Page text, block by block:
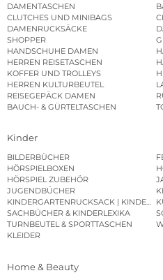
DAMENTASCHEN
CLUTCHES UND MINIBAGS
DAMENRUCKSÄCKE
SHOPPER
HANDSCHUHE DAMEN
HERREN REISETASCHEN
KOFFER UND TROLLEYS
HERREN KULTURBEUTEL
REISEGEPÄCK DAMEN
BAUCH- & GÜRTELTASCHEN
Kinder
BILDERBÜCHER
HÖRSPIELBOXEN
HÖRSPIEL ZUBEHÖR
JUGENDBÜCHER
SACHBÜCHER & KINDERLEXIKA
TURNBEUTEL & SPORTTASCHEN
KLEIDER
Home & Beauty